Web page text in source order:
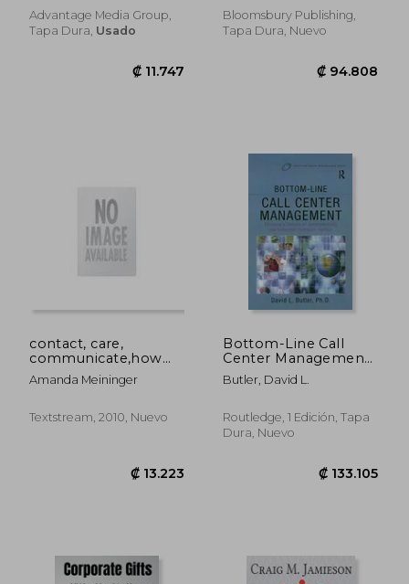
₡
Customers, Grow
Valuable
Matthijs
Advantage Media Group,
Tapa Dura, Usado
Bloomsbury Publishing,
Tapa Dura, Nuevo
contact, care,
communicate,how
interpersonal skills
are the foundation of
service
Amanda Meininger
Textstream, 2010, Nuevo
Bottom-Line Call
Center Management
(en Inglés)
Butler, David L.
Routledge, 1 Edición, Tapa
Dura, Nuevo